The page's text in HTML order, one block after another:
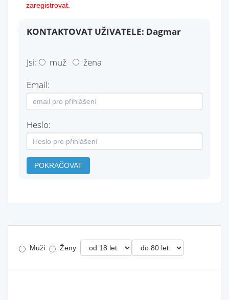
zaregistrovat.
KONTAKTOVAT UŽIVATELE: Dagmar
Jsi: muž
žena
Email:
Heslo:
POKRAČOVAT
Muži Ženy